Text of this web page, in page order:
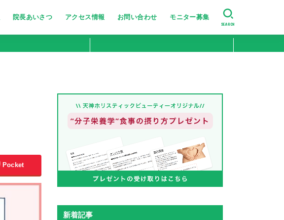
院長あいさつ アクセス情報 お問い合わせ モニター募集
美肌・肌のハリ艶
たるみ・シワ改善
ニキビ跡・小じわ改善
肌の引き締め
ニキビ・シミ・肝斑改善
SEARCH
Pocket
新着記事